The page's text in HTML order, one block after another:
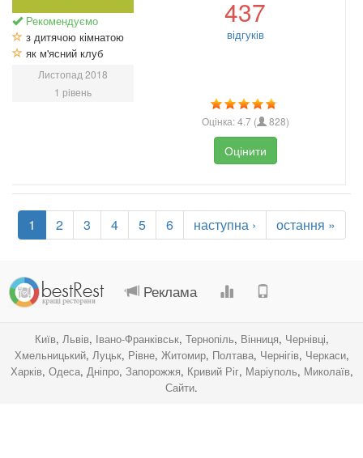
Рекомендуємо
з дитячою кімнатою
як м'ясний клуб
Листопад 2018
1 рівень
437
відгуків
Оцінка:4.7 ( 828)
Оцінити
1 2 3 4 5 6 наступна › остання »
Реклама
Київ, Львів, Івано-Франківськ, Тернопіль, Вінниця, Чернівці,
Хмельницький, Луцьк, Рівне, Житомир, Полтава, Чернігів, Черкаси,
Харків, Одеса, Дніпро, Запорожжя, Кривий Ріг, Маріуполь, Миколаїв,
Сайти.